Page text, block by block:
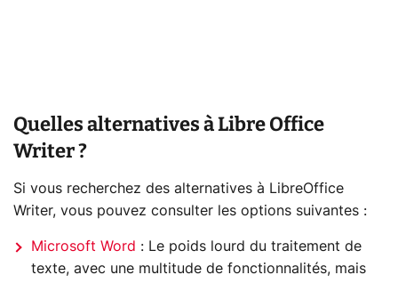
Quelles alternatives à Libre Office
Writer ?
Si vous recherchez des alternatives à LibreOffice
Writer, vous pouvez consulter les options suivantes :
Microsoft Word : Le poids lourd du traitement de
texte, avec une multitude de fonctionnalités, mais